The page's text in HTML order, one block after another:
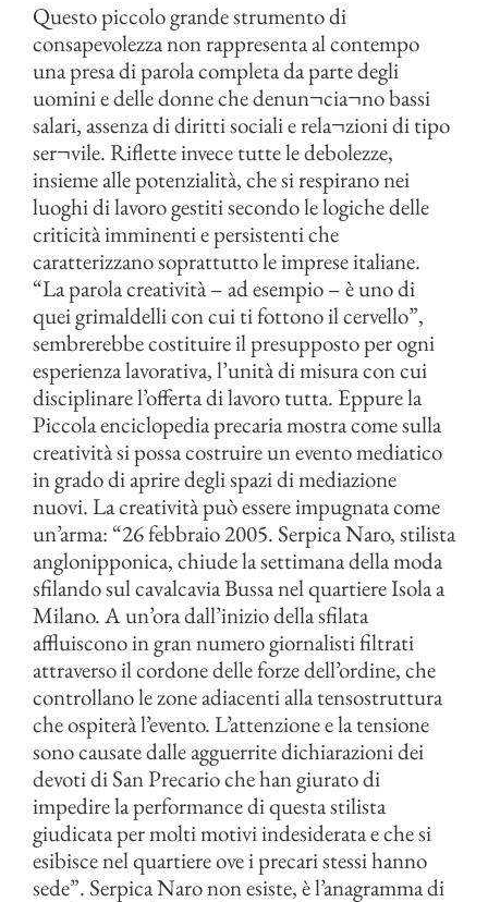
Questo piccolo grande strumento di
consapevolezza non rappresenta al contempo
una presa di parola completa da parte degli
uomini e delle donne che denun¬cia¬no bassi
salari, assenza di diritti sociali e rela¬zioni di tipo
ser¬vile. Riflette invece tutte le debolezze,
insieme alle potenzialità, che si respirano nei
luoghi di lavoro gestiti secondo le logiche delle
criticità imminenti e persistenti che
caratterizzano soprattutto le imprese italiane.
“La parola creatività – ad esempio – è uno di
quei grimaldelli con cui ti fottono il cervello”,
sembrerebbe costituire il presupposto per ogni
esperienza lavorativa, l’unità di misura con cui
disciplinare l’offerta di lavoro tutta. Eppure la
Piccola enciclopedia precaria mostra come sulla
creatività si possa costruire un evento mediatico
in grado di aprire degli spazi di mediazione
nuovi. La creatività può essere impugnata come
un’arma: “26 febbraio 2005. Serpica Naro, stilista
anglonipponica, chiude la settimana della moda
sfilando sul cavalcavia Bussa nel quartiere Isola a
Milano. A un’ora dall’inizio della sfilata
affluiscono in gran numero giornalisti filtrati
attraverso il cordone delle forze dell’ordine, che
controllano le zone adiacenti alla tensostruttura
che ospiterà l’evento. L’attenzione e la tensione
sono causate dalle agguerrite dichiarazioni dei
devoti di San Precario che han giurato di
impedire la performance di questa stilista
giudicata per molti motivi indesiderata e che si
esibisce nel quartiere ove i precari stessi hanno
sede”. Serpica Naro non esiste, è l’anagramma di